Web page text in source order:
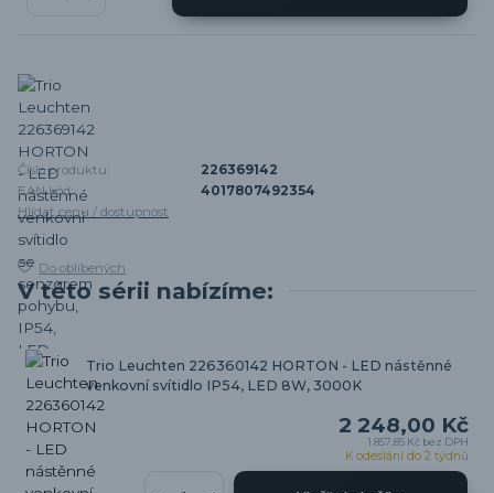
Číslo produktu:
226369142
EAN kód:
4017807492354
Hlídat cenu / dostupnost
Do oblíbených
V této sérii nabízíme:
Trio Leuchten 226360142 HORTON - LED nástěnné
venkovní svítidlo IP54, LED 8W, 3000K
2 248,00 Kč
1 857,85 Kč bez DPH
K odeslání do 2 týdnů